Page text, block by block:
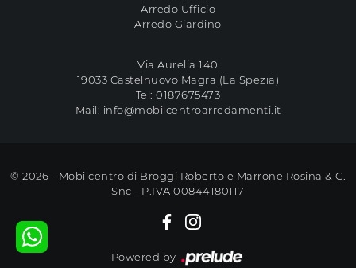
Arredo Ufficio
Arredo Giardino
Via Aurelia 140
19033 Castelnuovo Magra (La Spezia)
Tel:0187675473
Mail: info@mobilcentroarredamenti.it
© 2026 - Mobilcentro di Broggi Roberto e Marrone Rosina & C.
Snc - P.IVA 00844180117
Powered by